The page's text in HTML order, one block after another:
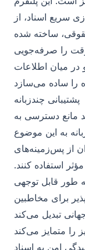
سریع اسناد، از
ساخته شده
وقت را صرفه‌جویی
در میان اطلاعات
پشتیبانی چندزبانه
مانع دسترسی به
به این موضوع
از پس‌زمینه‌های
استفاده کنند.
طور قابل توجهی
برای مخاطبین
را متمایز می‌کند
امن به اسناد